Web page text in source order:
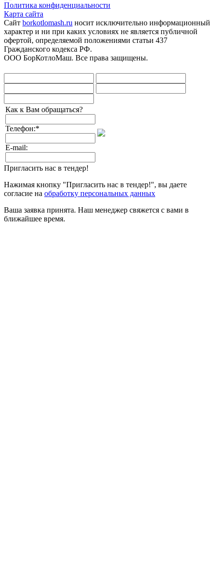
Политика конфиденциальности
Карта сайта
Сайт borkotlomash.ru носит исключительно информационный
характер и ни при каких условиях не является публичной
офертой, определяемой положениями статьи 437
Гражданского кодекса РФ.
ООО БорКотлоМаш. Все права защищены.
Как к Вам обращаться?
Телефон:*
E-mail:
Пригласить нас в тендер!
Нажимая кнопку "Пригласить нас в тендер!", вы даете
согласие на обработку персональных данных
Ваша заявка принята. Наш менеджер свяжется с вами в
ближайшее время.